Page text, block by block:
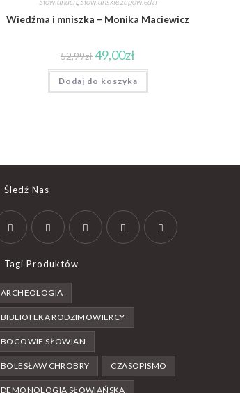
Wiedźma i mniszka – Monika Maciewicz
52,99zł49,00zł
Dodaj do koszyka
Śledź Nas
Tagi Produktów
ARCHEOLOGIA
BIBLIOTEKA RODZIMOWIERCY
BOGOWIE SŁOWIAN
BOLESŁAW CHROBRY CZASOPISMO
DEMONOLOGIA SŁOWIAŃSKA